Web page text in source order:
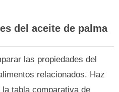
del aceite de palma
las propiedades del
relacionados. Haz
tabla comparativa de